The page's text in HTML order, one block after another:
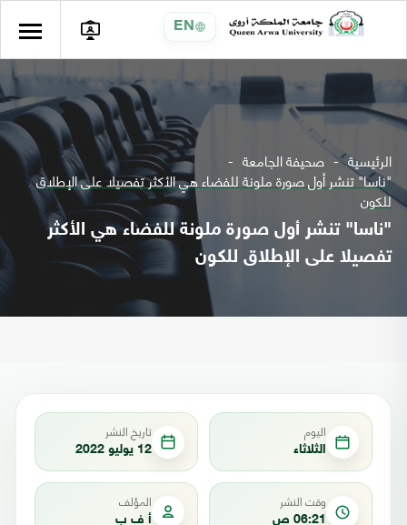
EN
الرئيسية صحيفة الجامعة
"ناسا" تنشر أول صورة ملونة للفضاء هي الأكثر تفصيلا على الإطلاق
للكون
"ناسا" تنشر أول صورة ملونة للفضاء هي الأكثر
تفصيلا على الإطلاق للكون
اليوم
الثلاثاء
تاريخ النشر
12 يوليو 2022
وقت النشر
06:21 ص
المؤلف
أ ف ب